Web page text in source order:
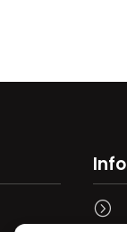
Info
=